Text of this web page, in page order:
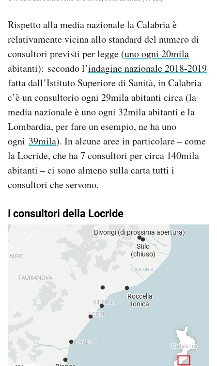
Rispetto alla media nazionale la Calabria è
relativamente vicina allo standard del numero di
consultori previsti per legge (uno ogni 20mila
abitanti): secondo l’indagine nazionale 2018-2019
fatta dall’Istituto Superiore di Sanità, in Calabria
c’è un consultorio ogni 29mila abitanti circa (la
media nazionale è uno ogni 32mila abitanti e la
Lombardia, per fare un esempio, ne ha uno
ogni 39mila). In alcune aree in particolare – come
la Locride, che ha 7 consultori per circa 140mila
abitanti – ci sono almeno sulla carta tutti i
consultori che servono.